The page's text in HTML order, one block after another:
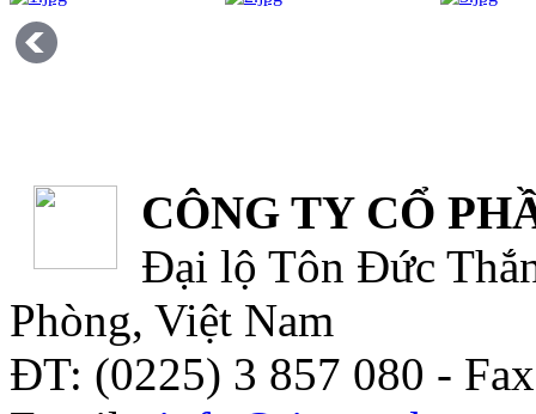
CÔNG TY CỔ
Đại lộ Tôn Đức
Phòng, Việt Nam
ĐT: (0225) 3 857 080 -